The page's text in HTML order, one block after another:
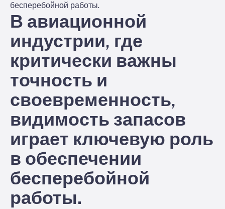
бесперебойной работы.
В авиационной
индустрии, где
критически важны
точность и
своевременность,
видимость запасов
играет ключевую роль
в обеспечении
бесперебойной
работы.